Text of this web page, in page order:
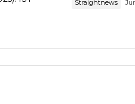
Straightnews